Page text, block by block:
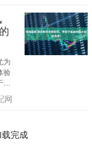
为
验
动
网
完成